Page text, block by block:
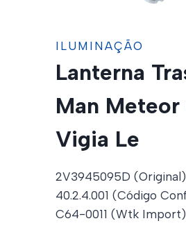
ILUMINAÇÃO
Lanterna
Man Meteor
Vigia Le
2V3945095D (Original)
40.2.4.001 (Código
C64-0011 (Wtk Import)